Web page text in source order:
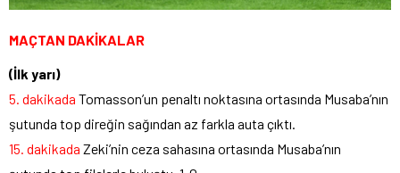
MAÇTAN DAKİKALAR
(İlk yarı)
5. dakikada Tomasson’un penaltı noktasına ortasında Musaba’nın
şutunda top direğin sağından az farkla auta çıktı.
15. dakikada Zeki’nin ceza sahasına ortasında Musaba’nın